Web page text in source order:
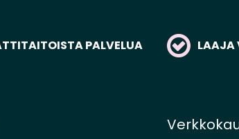
PALVELUA LAAJA